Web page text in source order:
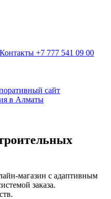
Контакты +7 777 541 09 00
сайт
в Алматы
магазин с адаптивным
заказа.